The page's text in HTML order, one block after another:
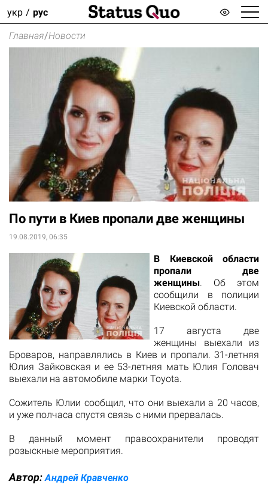
укр рус
Главная/Новости
По пути в Киев пропали две женщины
19.08.2019, 06:35
В Киевской области
пропали две
женщины. Об этом
сообщили в полиции
Киевской области.
17 августа две
женщины выехали из
Броваров, направлялись в Киев и пропали. 31-летняя
Юлия Зайковская и ее 53-летняя мать Юлия Головач
выехали на автомобиле марки Toyota.
Сожитель Юлии сообщил, что они выехали а 20 часов,
и уже полчаса спустя связь с ними прервалась.
В данный момент правоохранители проводят
розыскные мероприятия.
Автор: Андрей Кравченко